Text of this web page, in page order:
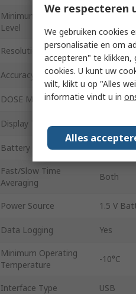
Minimum Sound
Level
Resolution 0.1 dB
Accuracy Class IEC
DOSE Measurement Yes
Display Type TFT
Battery Type 1.5V AA
Fast/Slow Time
Averaging
Both
Power Source 1.5 V
Data Logging Yes
Minimum Operating
Temperature
-10°C
Interface Type USB
We respecteren
We gebruiken cookies
personalisatie en om
accepteren" te
cookies. U kunt uw
wilt, klikt u op "Alles
informatie vindt u in
Alles